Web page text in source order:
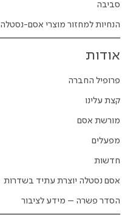
סביבה
הנחיות למחזור מוצרי אסם-נסטלה
אודות
פרופיל החברה
קצת עלינו
מורשת אסם
מפעלים
חדשות
אסם נסטלה יוצרת עתיד בשדרות
הסדר פשרה – מידע לציבור